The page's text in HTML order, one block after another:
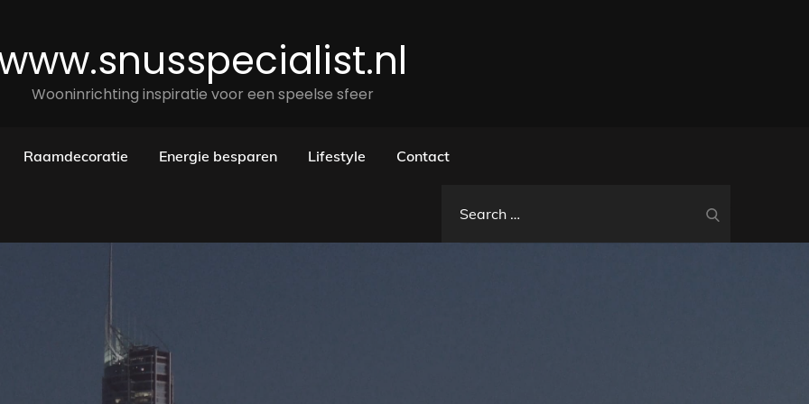
Wooninrichting inspiratie voor een speelse sfeer
Raamdecoratie Energie besparen Lifestyle Contact
for: